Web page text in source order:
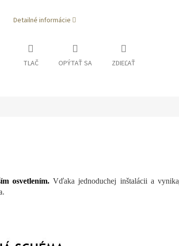
Detailné informácie
TLAČ OPÝTAŤ SA ZDIEĽAŤ
osvetlením. Vďaka jednoduchej inštalácii a